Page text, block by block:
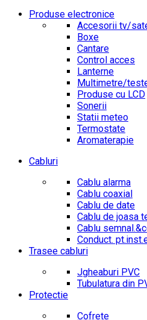
Produse electronice
Accesorii tv/
Boxe
Cantare
Control acces
Lanterne
Multimetre/
Produse cu LCD
Sonerii
Statii meteo
Termostate
Aromaterapie
Cabluri
Cablu alarma
Cablu coaxial
Cablu de date
Cablu de joasa
Cablu
Conduct.
Trasee cabluri
Jgheaburi PVC
Tubulatura din
Protectie
Cofrete